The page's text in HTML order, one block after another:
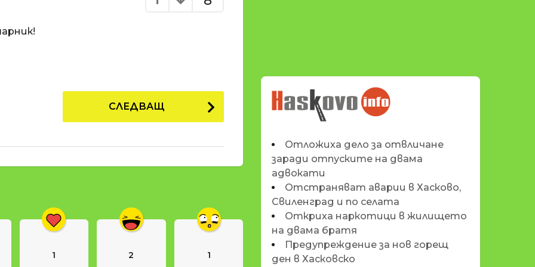
СЛЕДВАЩ
1 2 1
НОВИНИТЕ НА
HASKOVO.INFO
Отложиха дело за отвличане
заради отпуските на двама
адвокати
Отстраняват аварии в Хасково,
Свиленград и по селата
Откриха наркотици в жилището
на двама братя
Предупреждение за нов горещ
ден в Хасковско